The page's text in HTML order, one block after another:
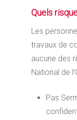
Quels
Les
travaux de
aucune des
National de
Pas